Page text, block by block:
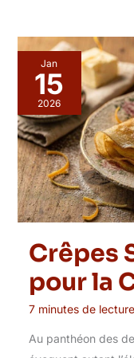
Jan
15
2026
Crêpes
pour la
7 minutes de lecture
Au panthéon des